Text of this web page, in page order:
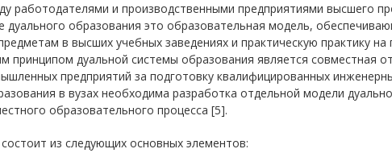
работодателями и производственными предприятиями высшего
дуального образования это образовательная модель,
в высших учебных заведениях и практическую практику на
принципом дуальной системы образования является совместная
предприятий за подготовку квалифицированных
в вузах необходима разработка отдельной модели
образовательного процесса [5].
из следующих основных элементов: